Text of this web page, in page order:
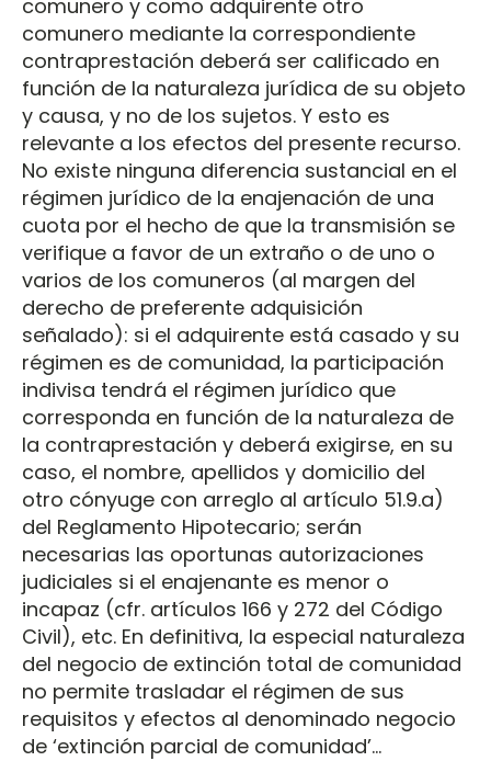
comunero y como adquirente otro
comunero mediante la correspondiente
contraprestación deberá ser calificado en
función de la naturaleza jurídica de su objeto
y causa, y no de los sujetos. Y esto es
relevante a los efectos del presente recurso.
No existe ninguna diferencia sustancial en el
régimen jurídico de la enajenación de una
cuota por el hecho de que la transmisión se
verifique a favor de un extraño o de uno o
varios de los comuneros (al margen del
derecho de preferente adquisición
señalado): si el adquirente está casado y su
régimen es de comunidad, la participación
indivisa tendrá el régimen jurídico que
corresponda en función de la naturaleza de
la contraprestación y deberá exigirse, en su
caso, el nombre, apellidos y domicilio del
otro cónyuge con arreglo al artículo 51.9.a)
del Reglamento Hipotecario; serán
necesarias las oportunas autorizaciones
judiciales si el enajenante es menor o
incapaz (cfr. artículos 166 y 272 del Código
Civil), etc. En definitiva, la especial naturaleza
del negocio de extinción total de comunidad
no permite trasladar el régimen de sus
requisitos y efectos al denominado negocio
de ‘extinción parcial de comunidad’...